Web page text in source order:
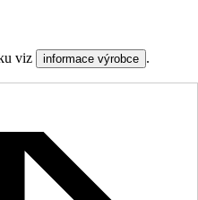
viz informace výrobce .